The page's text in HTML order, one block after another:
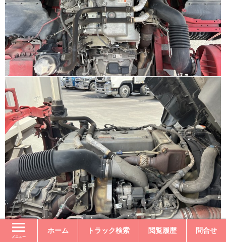
メニュー
ホーム トラック検索 閲覧履歴 問合せ